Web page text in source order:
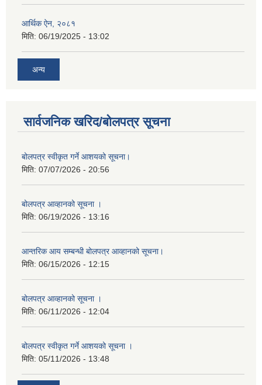
आर्थिक ऐन, २०८१
मिति: 06/19/2025 - 13:02
अन्य
सार्वजनिक खरिद/बोलपत्र सूचना
बोलपत्र स्वीकृत गर्ने आशयको सूचना।
मिति: 07/07/2026 - 20:56
बोलपत्र आव्हानको सूचना ।
मिति: 06/19/2026 - 13:16
आन्तरिक आय सम्बन्धी बोलपत्र आव्हानको सूचना।
मिति: 06/15/2026 - 12:15
बोलपत्र आव्हानको सूचना ।
मिति: 06/11/2026 - 12:04
बोलपत्र स्वीकृत गर्ने आशयको सूचना ।
मिति: 05/11/2026 - 13:48